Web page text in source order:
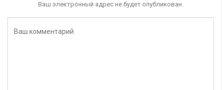
Ваш электронный адрес не будет опубликован.